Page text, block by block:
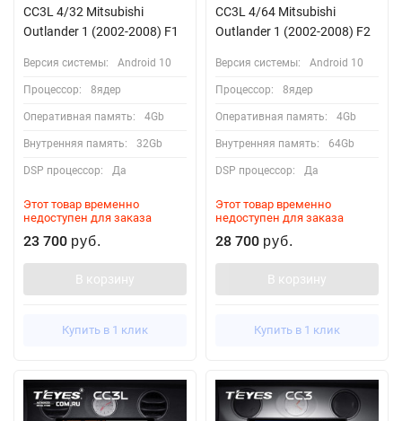
CC3L 4/32 Mitsubishi
Outlander 1 (2002-2008) F1
Версия системы: Android 10
Процессор: 8ядер
Оперативная память: 4Gb
Внутренняя память: 32Gb
DSP процессор: Да
Этот товар временно
недоступен для заказа
23 700 руб.
В корзину
Купить в 1 клик
CC3L 4/64 Mitsubishi
Outlander 1 (2002-2008) F2
Версия системы: Android 10
Процессор: 8ядер
Оперативная память: 4Gb
Внутренняя память: 64Gb
DSP процессор: Да
Этот товар временно
недоступен для заказа
28 700 руб.
В корзину
Купить в 1 клик